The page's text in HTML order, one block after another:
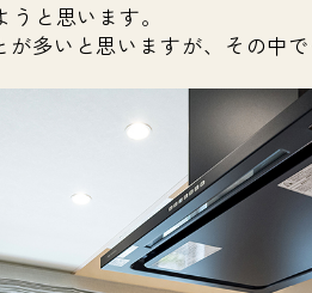
と思います。
多いと思いますが、その中